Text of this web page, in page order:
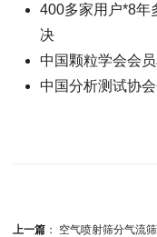
400多家用户*8年
决
中国颗粒学会会
中国分析测试协
上一篇：
空气喷射筛分气流